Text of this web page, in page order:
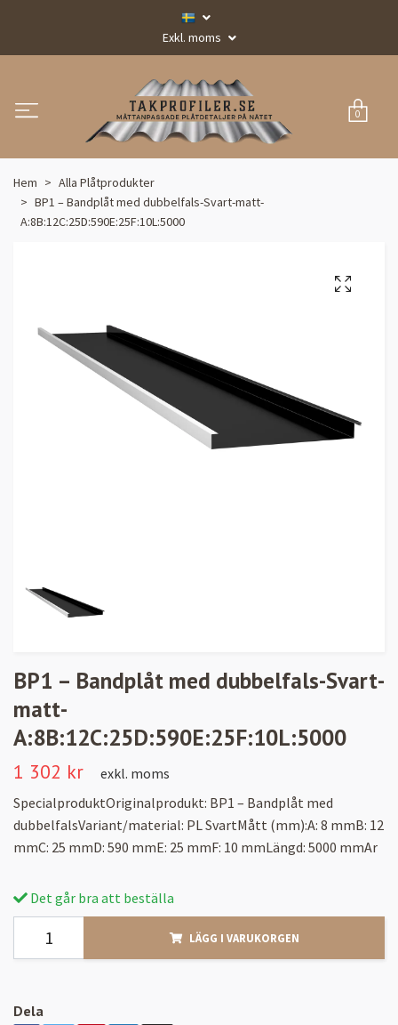
Exkl. moms
0
Hem
Alla Plåtprodukter
BP1 – Bandplåt med dubbelfals-Svart-matt-
A:8B:12C:25D:590E:25F:10L:5000
BP1 – Bandplåt med dubbelfals-Svart-
matt-
A:8B:12C:25D:590E:25F:10L:5000
1 302 kr
exkl. moms
SpecialproduktOriginalprodukt: BP1 – Bandplåt med
dubbelfalsVariant/material: PL SvartMått (mm):A: 8 mmB: 12
mmC: 25 mmD: 590 mmE: 25 mmF: 10 mmLängd: 5000 mmAr
Det går bra att beställa
LÄGG I VARUKORGEN
Dela